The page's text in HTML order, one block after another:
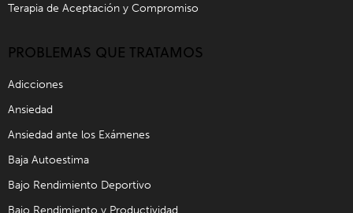
Terapia de Aceptación y Compromiso
PROBLEMAS QUE TRATAMOS
Adicciones
Ansiedad
Ansiedad ante los Exámenes
Baja Autoestima
Bajo Rendimiento Deportivo
Bajo Rendimiento y Productividad